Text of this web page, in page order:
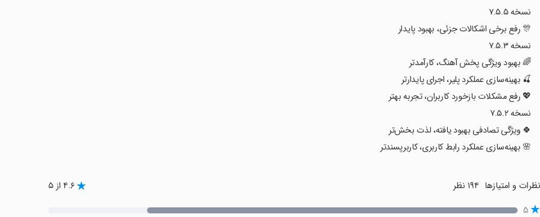
نسخه ۷.۵.۵
🎊 رفع برخی اشکالات جزئی، بهبود پایدار
نسخه ۷.۵.۳
🌈 بهبود ویژگی پخش آهنگ، کارآمدتر
🍒 بهینه‌سازی عملکرد پلیر، اجرای پایدارتر
💖 رفع مشکلات بازخورد کاربران، تجربه بهتر
نسخه ۷.۵.۲
🍀 ویژگی تصادفی بهبود یافته، لذت بخش‌تر
🌸 بهینه‌سازی عملکرد رابط کاربری، کاربرپسندتر
نظرات و امتیازها ۴.۶ از ۵
۵